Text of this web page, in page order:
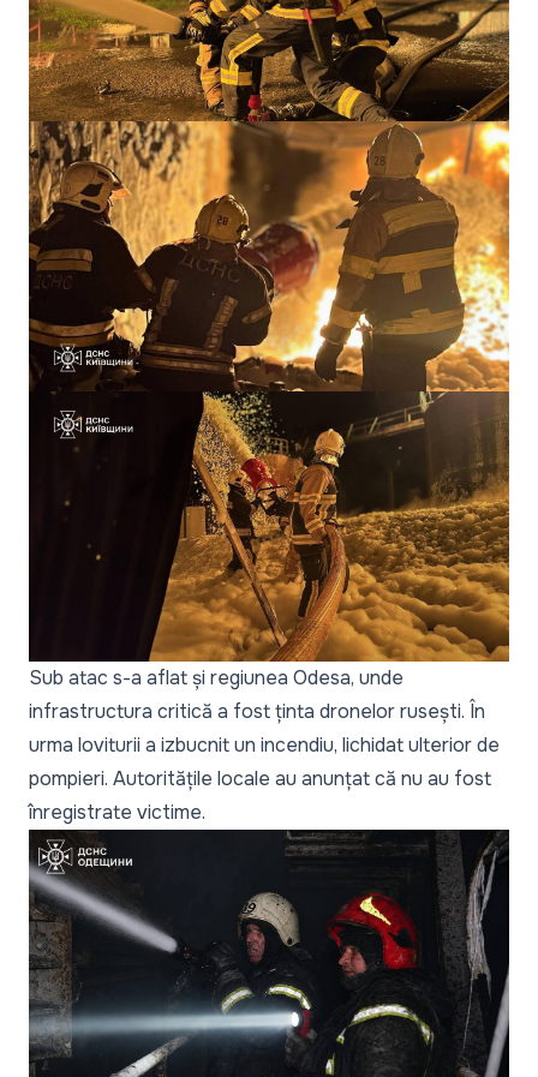
Sub atac s-a aflat și regiunea Odesa, unde
infrastructura critică a fost ținta dronelor rusești. În
urma loviturii a izbucnit un incendiu, lichidat ulterior de
pompieri. Autoritățile locale au anunțat că nu au fost
înregistrate victime.